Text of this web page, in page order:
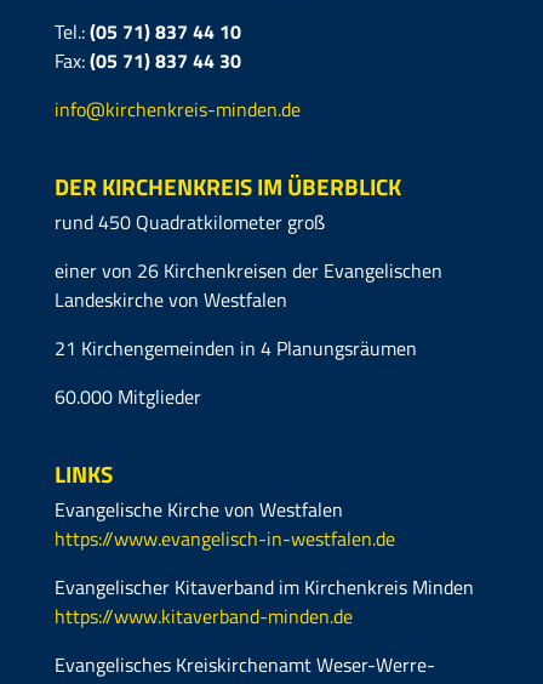
Tel.:(05 71) 837 44 10
Fax:(05 71)837 44 30
info@kirchenkreis-minden.de
DER KIRCHENKREIS IM ÜBERBLICK
rund 450 Quadratkilometer groß
einer von 26 Kirchenkreisen der Evangelischen
Landeskirche von Westfalen
21 Kirchengemeinden in 4 Planungsräumen
60.000 Mitglieder
LINKS
Evangelische Kirche von Westfalen
https://www.evangelisch-in-westfalen.de
Evangelischer Kitaverband im Kirchenkreis Minden
https://www.kitaverband-minden.de
Evangelisches Kreiskirchenamt Weser-Werre-